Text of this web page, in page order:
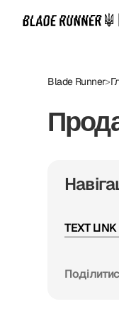
Blade Runner>
TEXT LINK